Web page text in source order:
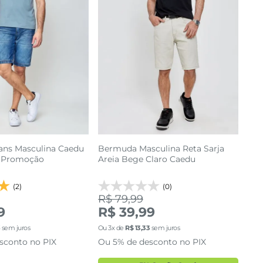
Masculina Caedu
(2)
sem juros
no PIX
Bermuda Masculina Reta Sarja
Areia Bege Claro Caedu
(0)
R$ 79,99
R$ 39,99
Ou3x de R$13,33 sem juros
Ou 5% de desconto no PIX
42
48
P M
adicionar a sacola